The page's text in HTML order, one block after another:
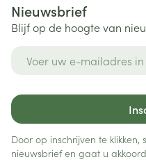
Nieuwsbrief
Blijf op de hoogte van
Door op inschrijven te
nieuwsbrief en gaat u